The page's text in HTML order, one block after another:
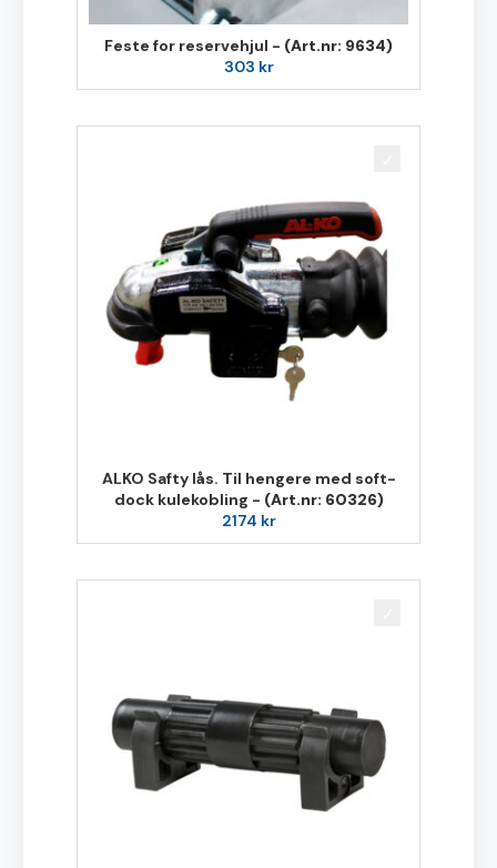
Feste for reservehjul - (Art.nr: 9634)
303 kr
ALKO Safty lås. Til hengere med soft-
dock kulekobling - (Art.nr: 60326)
2174 kr